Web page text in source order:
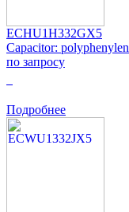
ECHU1H332GX5
Capacitor:
по запросу
Подробнее